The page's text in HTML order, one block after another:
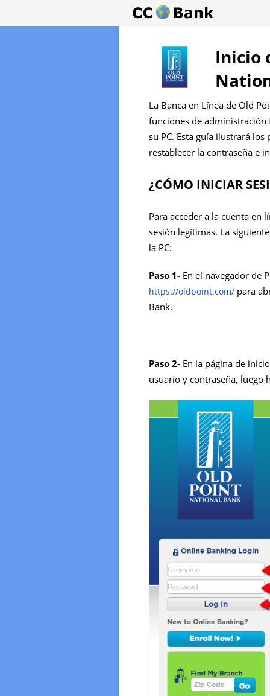
Inicio
La Banca en Línea de Old
funciones de
su PC. Esta guía ilustrará
restablecer la contraseña e
¿CÓMO INICIAR
Para acceder a la cuenta en
sesión legítimas. La
la PC:
Paso 1- En el navegador de
https://oldpoint.com/ para
Bank.
Paso 2- En la página de
usuario y contraseña, luego